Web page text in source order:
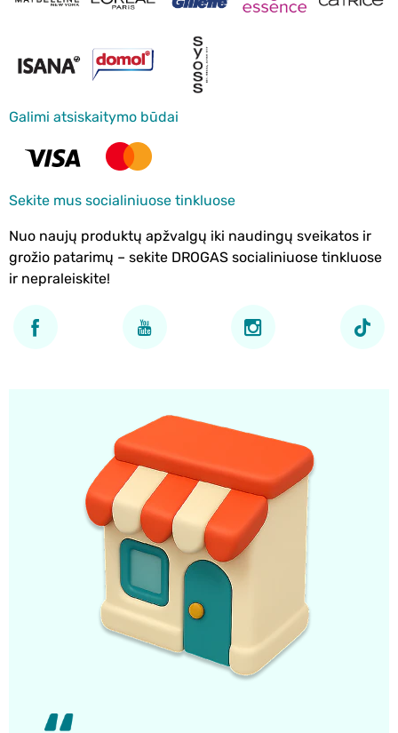
Galimi atsiskaitymo būdai
Sekite mus socialiniuose tinkluose
Nuo naujų produktų apžvalgų iki naudingų sveikatos ir
grožio patarimų – sekite DROGAS socialiniuose tinkluose
ir nepraleiskite!